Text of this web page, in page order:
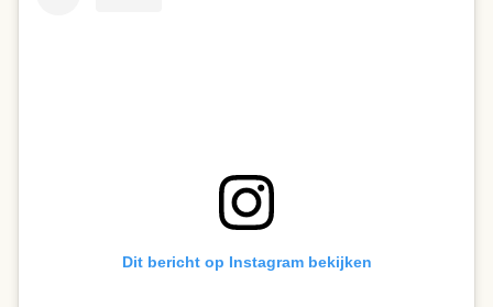
Dit bericht op Instagram bekijken